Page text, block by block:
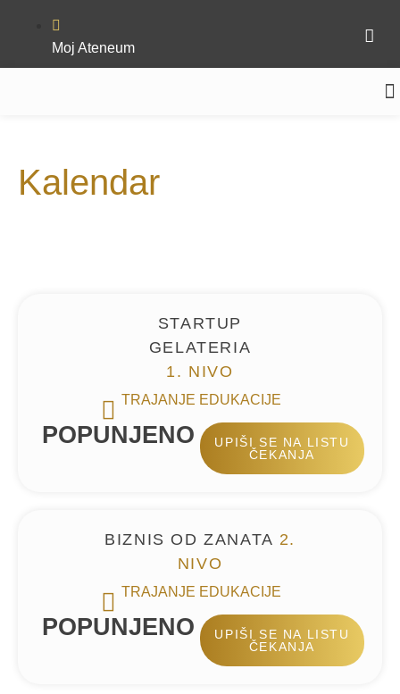
Moj Ateneum
Kalendar
STARTUP
GELATERIA
1. NIVO
TRAJANJE EDUKACIJE
POPUNJENO
UPIŠI SE NA LISTU
ČEKANJA
BIZNIS OD ZANATA 2.
NIVO
TRAJANJE EDUKACIJE
POPUNJENO
UPIŠI SE NA LISTU
ČEKANJA